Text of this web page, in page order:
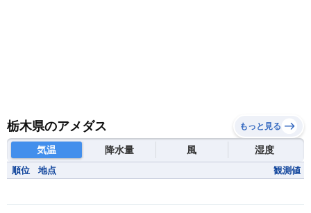
栃木県のアメダス もっと見る
気温 降水量 風 湿度
順位 地点 観測値